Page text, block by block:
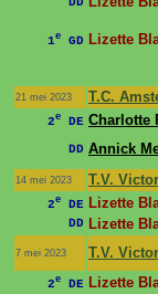
1e GD Lizette
21 mei 2023
T.C.
2e DE Charlotte
DD Annick
14 mei 2023 T.V.
2e DE Lizette
DD Lizette
7 mei 2023 T.V.
2e DE Lizette